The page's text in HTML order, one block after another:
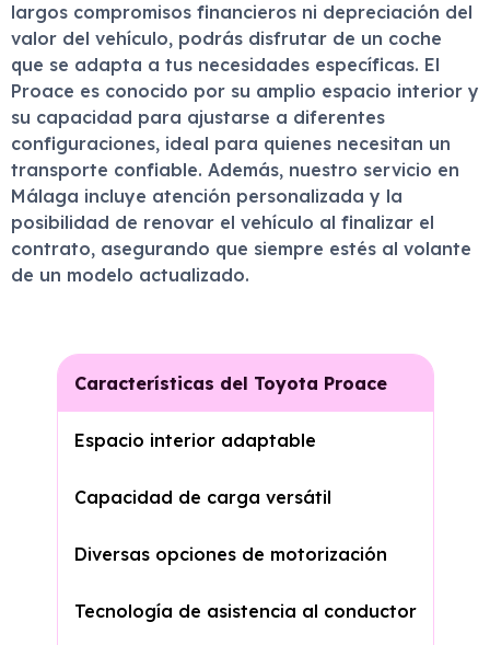
largos compromisos financieros ni depreciación del
valor del vehículo, podrás disfrutar de un coche
que se adapta a tus necesidades específicas. El
Proace es conocido por su amplio espacio interior y
su capacidad para ajustarse a diferentes
configuraciones, ideal para quienes necesitan un
transporte confiable. Además, nuestro servicio en
Málaga incluye atención personalizada y la
posibilidad de renovar el vehículo al finalizar el
contrato, asegurando que siempre estés al volante
de un modelo actualizado.
Características del Toyota Proace
Espacio interior adaptable
Capacidad de carga versátil
Diversas opciones de motorización
Tecnología de asistencia al conductor